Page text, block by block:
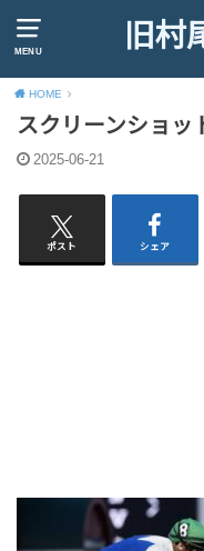
MENU 旧
HOME
スクリーンショッ
2025-06-21
ポスト シェア